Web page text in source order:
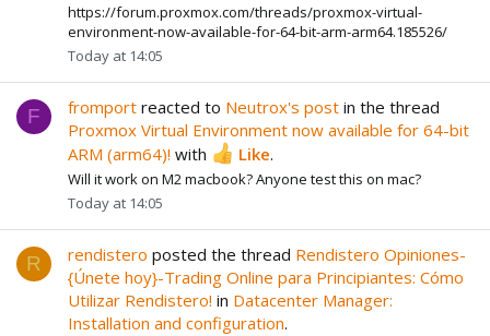
https://forum.proxmox.com/threads/proxmox-virtual-
environment-now-available-for-64-bit-arm-arm64.185526/
Today at 14:05
F fromport reacted to Neutrox's post in the thread
Proxmox Virtual Environment now available for 64-bit
ARM (arm64)! with Like.
Will it work on M2 macbook? Anyone test this on mac?
Today at 14:05
R rendistero posted the thread Rendistero Opiniones-
{Únete hoy}-Trading Online para Principiantes: Cómo
Utilizar Rendistero! in Datacenter Manager:
Installation and configuration.